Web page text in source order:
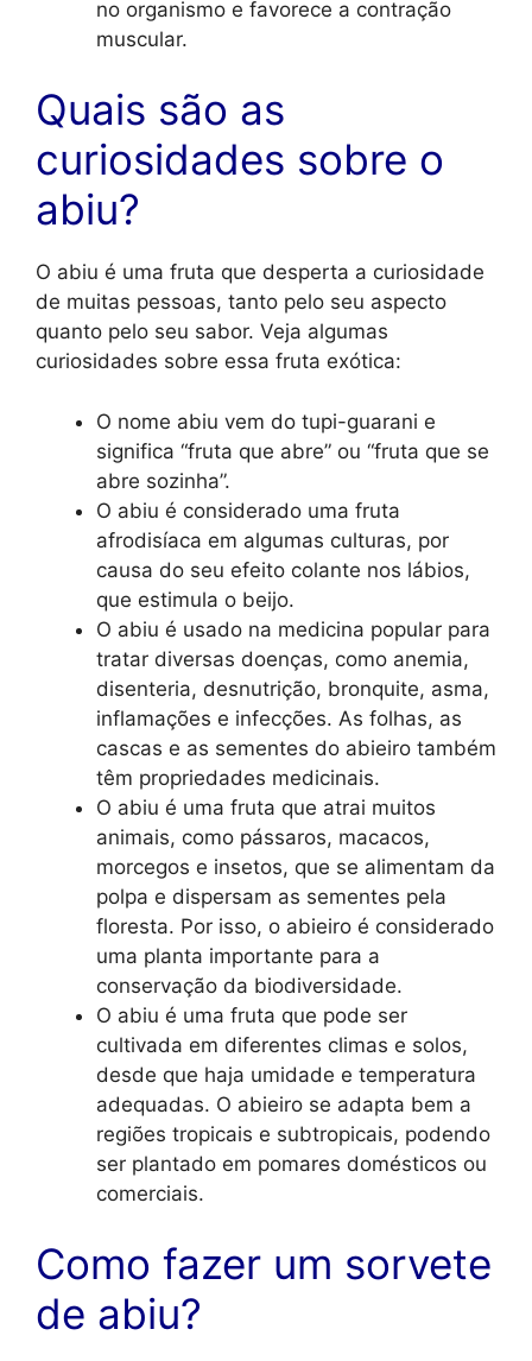
no organismo e favorece a contração
muscular.
Quais são as
curiosidades sobre o
abiu?
O abiu é uma fruta que desperta a curiosidade
de muitas pessoas, tanto pelo seu aspecto
quanto pelo seu sabor. Veja algumas
curiosidades sobre essa fruta exótica:
O nome abiu vem do tupi-guarani e
significa “fruta que abre” ou “fruta que se
abre sozinha”.
O abiu é considerado uma fruta
afrodisíaca em algumas culturas, por
causa do seu efeito colante nos lábios,
que estimula o beijo.
O abiu é usado na medicina popular para
tratar diversas doenças, como anemia,
disenteria, desnutrição, bronquite, asma,
inflamações e infecções. As folhas, as
cascas e as sementes do abieiro também
têm propriedades medicinais.
O abiu é uma fruta que atrai muitos
animais, como pássaros, macacos,
morcegos e insetos, que se alimentam da
polpa e dispersam as sementes pela
floresta. Por isso, o abieiro é considerado
uma planta importante para a
conservação da biodiversidade.
O abiu é uma fruta que pode ser
cultivada em diferentes climas e solos,
desde que haja umidade e temperatura
adequadas. O abieiro se adapta bem a
regiões tropicais e subtropicais, podendo
ser plantado em pomares domésticos ou
comerciais.
Como fazer um sorvete
de abiu?